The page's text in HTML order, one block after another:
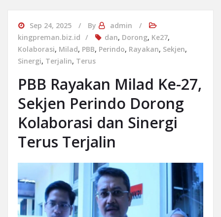
Sep 24, 2025 By
admin
kingpreman.biz.id
dan, Dorong, Ke27,
Kolaborasi, Milad, PBB, Perindo, Rayakan, Sekjen,
Sinergi, Terjalin, Terus
PBB Rayakan Milad Ke-27,
Sekjen Perindo Dorong
Kolaborasi dan Sinergi
Terus Terjalin